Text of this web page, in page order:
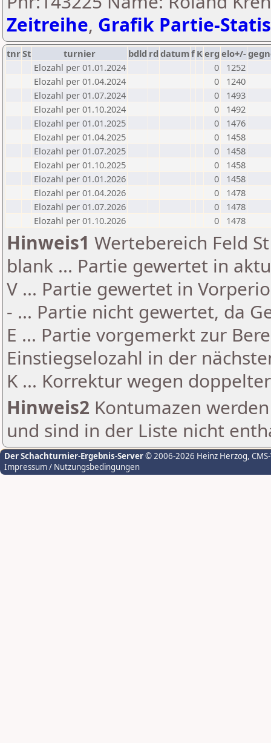
Zeitreihe, Grafik Partie-
tnrSt turnier bdld rd datumf Kerg elo+/-
Elozahl per 01.01.2024
0
1252
Elozahl per 01.04.2024
0
1240
Elozahl per 01.07.2024
0
1493
Elozahl per 01.10.2024
0
1492
Elozahl per 01.01.2025
0
1476
Elozahl per 01.04.2025
0
1458
Elozahl per 01.07.2025
0
1458
Elozahl per 01.10.2025
0
1458
Elozahl per 01.01.2026
0
1458
Elozahl per 01.04.2026
0
1478
Elozahl per 01.07.2026
0
1478
Elozahl per 01.10.2026
0 1478
Hinweis1 Wertebereich Feld
blank ... Partie gewertet in
V ... Partie gewertet in
- ... Partie nicht gewertet, da
E ... Partie vorgemerkt zur
Einstiegselozahl in der
K ... Korrektur wegen
Hinweis2 Kontumazen
und sind in der Liste nicht
Der Schachturnier-Ergebnis-Server© 2006-2026 Heinz Herzog,
Impressum / Nutzungsbedingungen